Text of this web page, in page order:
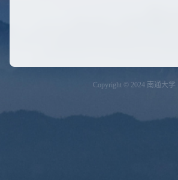
Copyright © 2024 南通大学